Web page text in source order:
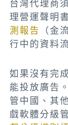
台灣代理商
理營運聲明
測報告
（金
行中的資料
如果沒有完
能投放廣告
管中國、其
戲軟體分級